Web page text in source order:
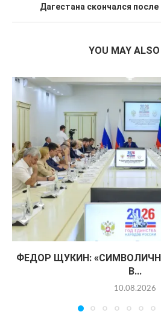
Дагестана скончался после
YOU MAY
ФЕДОР ЩУКИН:
В...
10.08.2026